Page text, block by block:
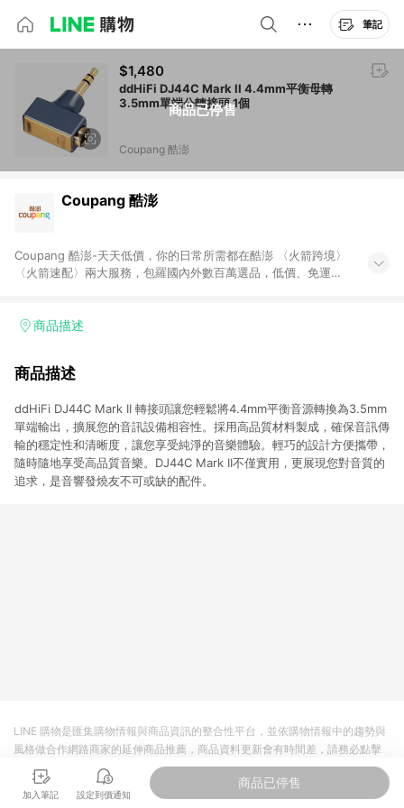
筆記
商品已停售
$1,480
ddHiFi DJ44C Mark II 4.4mm平衡母轉
3.5mm單端公轉接頭 1個
Coupang 酷澎
Coupang 酷澎
Coupang 酷澎-天天低價，你的日常所需都在酷澎 〈火箭跨境〉
〈火箭速配〉兩大服務，包羅國內外數百萬選品，低價、免運，
加入WOW會員告別湊免運，火箭速配、火箭跨境優質選品不限金
商品描述
商品描述
ddHiFi DJ44C Mark II 轉接頭讓您輕鬆將4.4mm平衡音源轉換為3.5mm
單端輸出，擴展您的音訊設備相容性。採用高品質材料製成，確保音訊傳
輸的穩定性和清晰度，讓您享受純淨的音樂體驗。輕巧的設計方便攜帶，
隨時隨地享受高品質音樂。DJ44C Mark II不僅實用，更展現您對音質的
追求，是音響發燒友不可或缺的配件。
加入筆記 設定到價通知
商品已停售
LINE 購物是匯集購物情報與商品資訊的整合性平台，並依購物情報中的趨勢與
風格做合作網路商家的延伸商品推薦，商品資料更新會有時間差，請務必點擊
商品至各合作網路商家，確認現售價與購物條件，一切資訊以合作廠商網頁為
準。